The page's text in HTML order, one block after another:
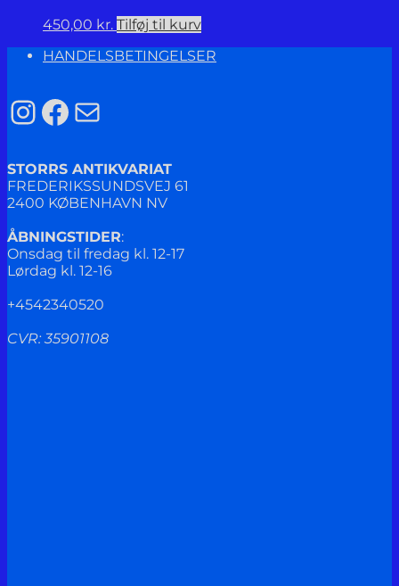
450,00 kr. Tilføj til kurv
HANDELSBETINGELSER
Instagram
Facebook
Mail
STORRS ANTIKVARIAT
FREDERIKSSUNDSVEJ 61
2400 KØBENHAVN NV
ÅBNINGSTIDER:
Onsdag til fredag kl. 12-17
Lørdag kl. 12-16
+4542340520
CVR: 35901108